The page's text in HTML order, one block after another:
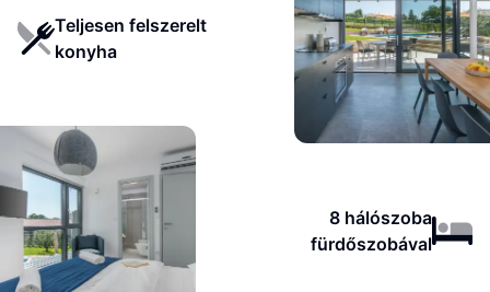
Teljesen felszerelt
konyha
8 hálószoba
fürdőszobával